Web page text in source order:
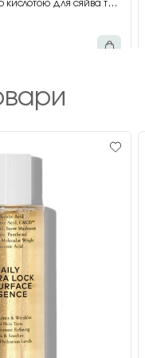
кислотою для сяйва та